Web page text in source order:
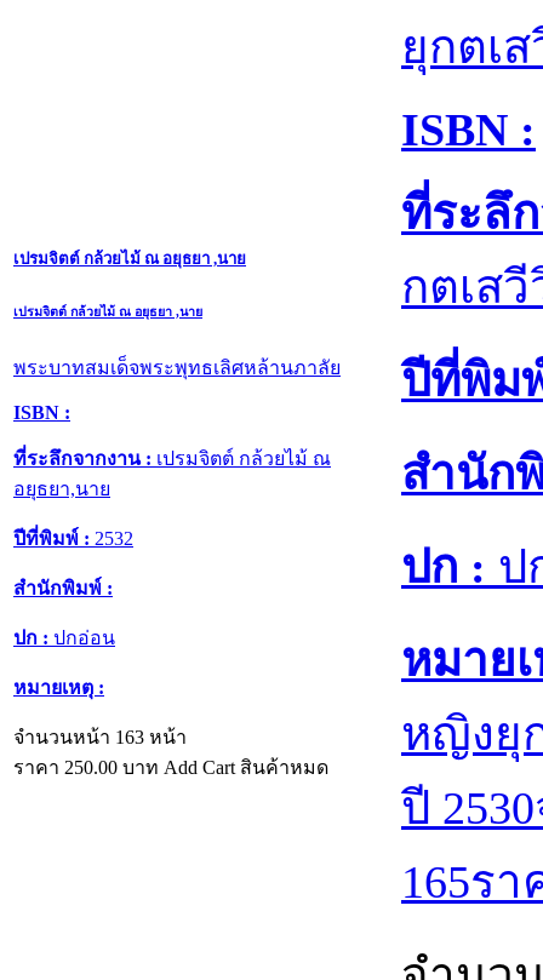
เปรมจิตต์ กล้วยไม้ ณ อยุธยา ,นาย
เปรมจิตต์ กล้วยไม้ ณ อยุธยา ,นาย
พระบาทสมเด็จพระพุทธเลิศหล้านภาลัย
ISBN :
ที่ระลึกจากงาน : เปรมจิตต์ กล้วยไม้ ณ
อยุธยา,นาย
ปีที่พิมพ์ : 2532
สำนักพิมพ์ :
ปก : ปกอ่อน
หมายเหตุ :
จำนวนหน้า 163 หน้า
ราคา 250.00 บาท Add Cart สินค้าหมด
ยุกตเ
ISBN :
ที่ระลึ
กตเส
ปีที่พิม
สำนัก
ปก : ป
หมาย
หญิงยุ
ปี
165รา